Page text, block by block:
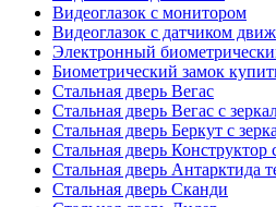
Видеоглазок с монитором
Видеоглазок с датчиком
Электронный
Биометрический замок
Стальная дверь Вегас
Стальная дверь Вегас с
Стальная дверь Беркут с
Стальная дверь Конструктор
Стальная дверь Антарктида
Стальная дверь Сканди